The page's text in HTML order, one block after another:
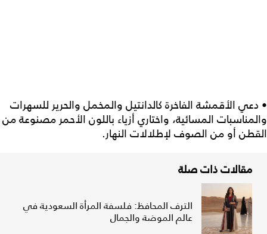
• دعي الأقمشة الفاخرة كالدانتيل والمخمل والحرير للسهرات
والمناسبات المسائية، واختاري أزياء باللون الأحمر مصنوعة من
القطن أو من الصوف لإطلالات النهار.
مقالات ذات صلة
الترف المحافظ: فلسفة المرأة السعودية في
عالم الموضة والجمال